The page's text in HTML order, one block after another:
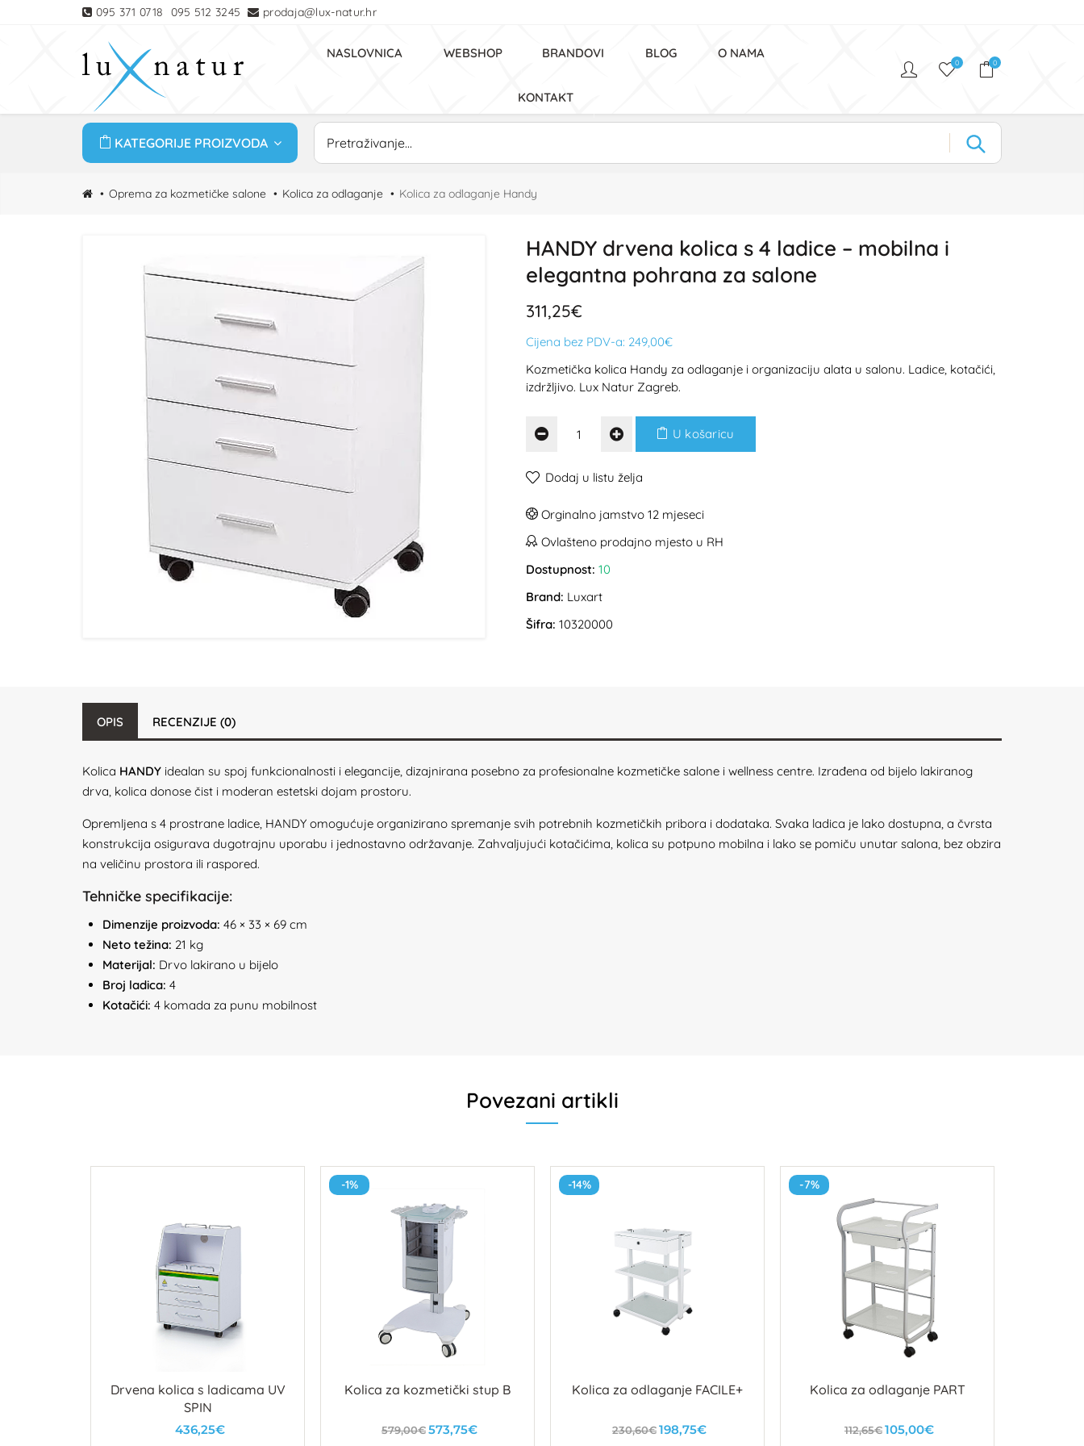
095 371 0718 095 512 3245 prodaja@lux-natur.hr
NASLOVNICA WEBSHOP BRANDOVI BLOG O NAMA
KONTAKT
0 0
KATEGORIJE PROIZVODA
Oprema za kozmetičke salone Kolica za odlaganje Kolica za odlaganje Handy
HANDY drvena kolica s 4 ladice – mobilna i
elegantna pohrana za salone
311,25€
Cijena bez PDV-a: 249,00€
Kozmetička kolica Handy za odlaganje i organizaciju alata u salonu. Ladice, kotačići,
izdržljivo. Lux Natur Zagreb.
U košaricu
Dodaj u listu želja
Orginalno jamstvo 12 mjeseci
Ovlašteno prodajno mjesto u RH
Dostupnost: 10
Brand: Luxart
Šifra: 10320000
OPIS RECENZIJE (0)
Kolica HANDY idealan su spoj funkcionalnosti i elegancije, dizajnirana posebno za profesionalne kozmetičke salone i wellness centre. Izrađena od bijelo lakiranog
drva, kolica donose čist i moderan estetski dojam prostoru.
Opremljena s 4 prostrane ladice, HANDY omogućuje organizirano spremanje svih potrebnih kozmetičkih pribora i dodataka. Svaka ladica je lako dostupna, a čvrsta
konstrukcija osigurava dugotrajnu uporabu i jednostavno održavanje. Zahvaljujući kotačićima, kolica su potpuno mobilna i lako se pomiču unutar salona, bez obzira
na veličinu prostora ili raspored.
Tehničke specifikacije:
Dimenzije proizvoda: 46 × 33 × 69 cm
Neto težina: 21 kg
Materijal: Drvo lakirano u bijelo
Broj ladica: 4
Kotačići: 4 komada za punu mobilnost
Povezani artikli
Drvena kolica s ladicama UV
SPIN
436,25€
-1%
Kolica za kozmetički stup B
579,00€573,75€
-14%
Kolica za odlaganje FACILE+
230,60€198,75€
-7%
Kolica za odlaganje PART
112,65€105,00€